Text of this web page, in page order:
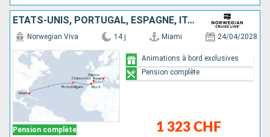
ÉTATS-UNIS, PORTUGAL, ESPAGNE, ITALIE
Pension complète
Norwegian Viva 14 j Miami 24/04/2028
1 323 CHF
Animations à bord exclusives
Pension complète